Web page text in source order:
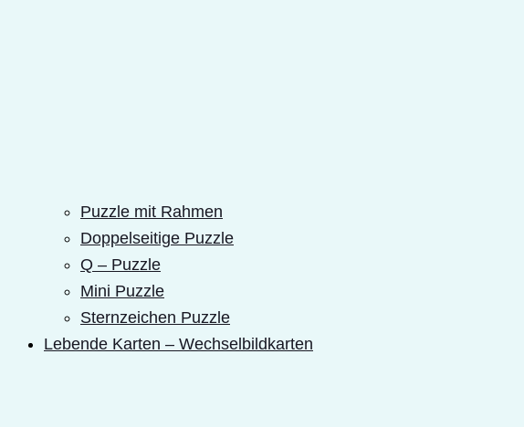
Puzzle mit Rahmen
Doppelseitige Puzzle
Q – Puzzle
Mini Puzzle
Sternzeichen Puzzle
Lebende Karten – Wechselbildkarten